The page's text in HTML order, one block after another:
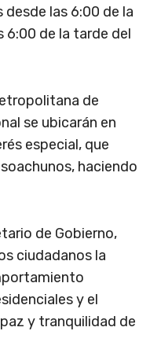
las 6:00 de la
6:00 de la tarde del
de
se ubicarán en
especial, que
haciendo
de Gobierno,
ciudadanos la
y el
y tranquilidad de